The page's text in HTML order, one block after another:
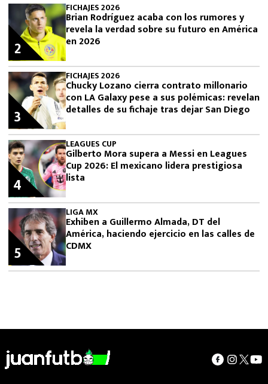
FICHAJES 2026
Brian Rodríguez acaba con los rumores y
revela la verdad sobre su futuro en América
en 2026
2
FICHAJES 2026
Chucky Lozano cierra contrato millonario
con LA Galaxy pese a sus polémicas: revelan
detalles de su fichaje tras dejar San Diego
3
LEAGUES CUP
Gilberto Mora supera a Messi en Leagues
Cup 2026: El mexicano lidera prestigiosa
lista
4
LIGA MX
Exhiben a Guillermo Almada, DT del
América, haciendo ejercicio en las calles de
CDMX
5